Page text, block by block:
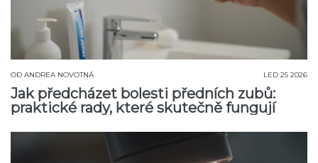
OD ANDREA NOVOTNÁ LED 25 2026
Jak předcházet bolesti předních zubů:
praktické rady, které skutečně fungují